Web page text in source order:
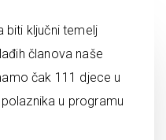
biti ključni temelj
članova naše
čak 111 djece u
u programu